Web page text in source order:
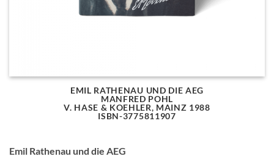
EMIL RATHENAU UND DIE AEG
MANFRED POHL
V. HASE & KOEHLER, MAINZ 1988
ISBN-3775811907
Emil Rathenau und die AEG